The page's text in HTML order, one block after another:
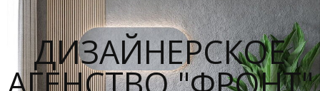
ДИЗАЙНЕРСКОЕ